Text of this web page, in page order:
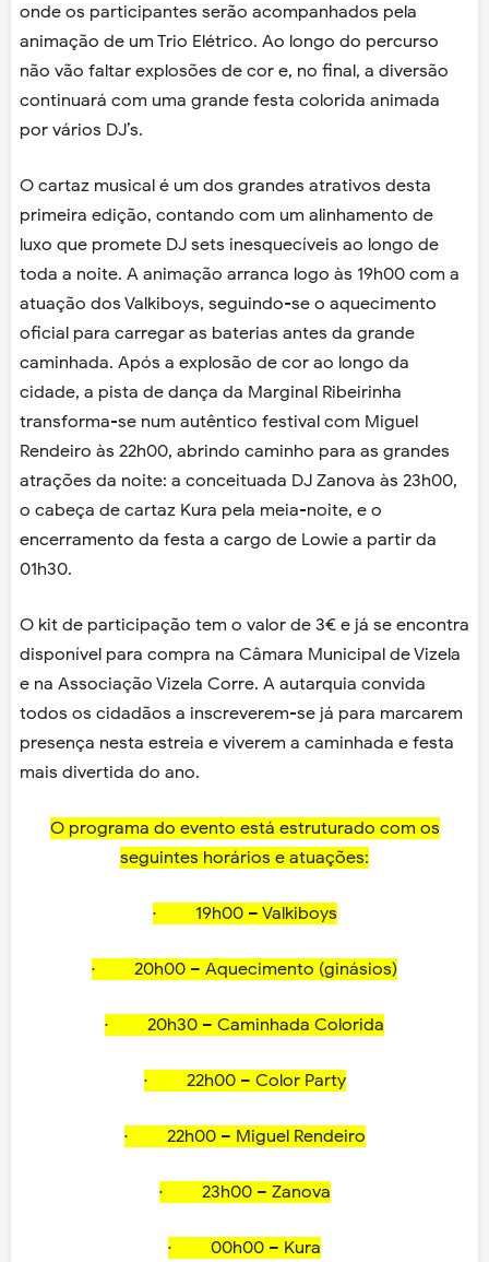
onde os participantes serão acompanhados pela
animação de um Trio Elétrico. Ao longo do percurso
não vão faltar explosões de cor e, no final, a diversão
continuará com uma grande festa colorida animada
por vários DJ’s.
O cartaz musical é um dos grandes atrativos desta
primeira edição, contando com um alinhamento de
luxo que promete DJ sets inesquecíveis ao longo de
toda a noite. A animação arranca logo às 19h00 com a
atuação dos Valkiboys, seguindo-se o aquecimento
oficial para carregar as baterias antes da grande
caminhada. Após a explosão de cor ao longo da
cidade, a pista de dança da Marginal Ribeirinha
transforma-se num autêntico festival com Miguel
Rendeiro às 22h00, abrindo caminho para as grandes
atrações da noite: a conceituada DJ Zanova às 23h00,
o cabeça de cartaz Kura pela meia-noite, e o
encerramento da festa a cargo de Lowie a partir da
01h30.
O kit de participação tem o valor de 3€ e já se encontra
disponível para compra na Câmara Municipal de Vizela
e na Associação Vizela Corre. A autarquia convida
todos os cidadãos a inscreverem-se já para marcarem
presença nesta estreia e viverem a caminhada e festa
mais divertida do ano.
O programa do evento está estruturado com os
seguintes horários e atuações:
· 19h00 – Valkiboys
· 20h00 – Aquecimento (ginásios)
· 20h30 – Caminhada Colorida
· 22h00 – Color Party
· 22h00 – Miguel Rendeiro
· 23h00 – Zanova
· 00h00 – Kura